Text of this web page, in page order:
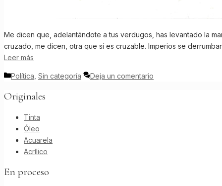
Me dicen que, adelantándote a tus verdugos, has levantado la
cruzado, me dicen, otra que sí es cruzable. Imperios se
Leer más
Categorías
Política Sin categoría Deja un comentario
Originales
Tinta
Óleo
Acuarela
Acrílico
En proceso